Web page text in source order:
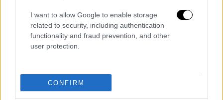
I want to allow Google to enable storage
related to security, including authentication
functionality and fraud prevention, and other
user protection.
CONFIRM
Ο Πέτρος Μάνταλος εκτέλεσε εξαιρετικά το
κόρνερ στην «καρδιά» της περιοχής, ο
Πορτογάλος κεντρικός αμυντικός πήδηξε
μαζί με τον Μουκουντί, πήρε δυνατά την
ο οποίος δεν μπόρεσε να το σώσει κι αυτό,
με το 1-0 να γράφεται στο 50ο λεπτό.